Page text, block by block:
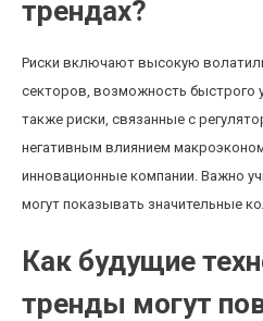
трендах?
Риски включают высокую
секторов, возможность быстрого
также риски, связанные с
негативным влиянием
инновационные компании. Важно
могут показывать значительные
Как будущие
тренды могут